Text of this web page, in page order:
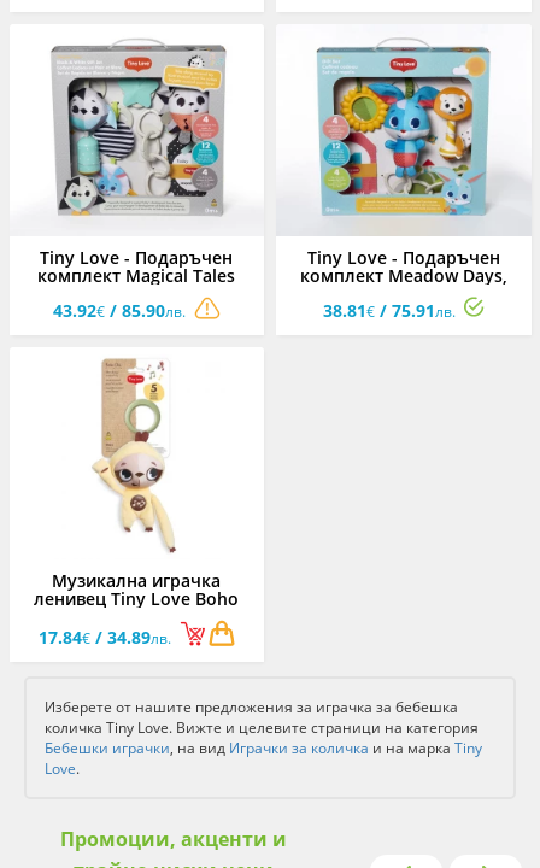
Tiny Love - Подаръчен
комплект Magical Tales
Black&White, 0м+
43.92€/ 85.90лв.
Tiny Love - Подаръчен
комплект Meadow Days,
38.81€/ 75.91лв.
Музикална играчка
ленивец Tiny Love Boho
17.84€/ 34.89лв.
Изберете от нашите предложения за играчка за бебешка
количка Tiny Love. Вижте и целевите страници на категория
Бебешки играчки, на вид Играчки за количка и на марка Tiny
Love.
Промоции, акценти и